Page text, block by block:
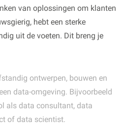
van oplossingen om klanten
hebt een sterke
uit de voeten. Dit breng je
ontwerpen, bouwen en
data-omgeving. Bijvoorbeeld
als data consultant, data
of data scientist.